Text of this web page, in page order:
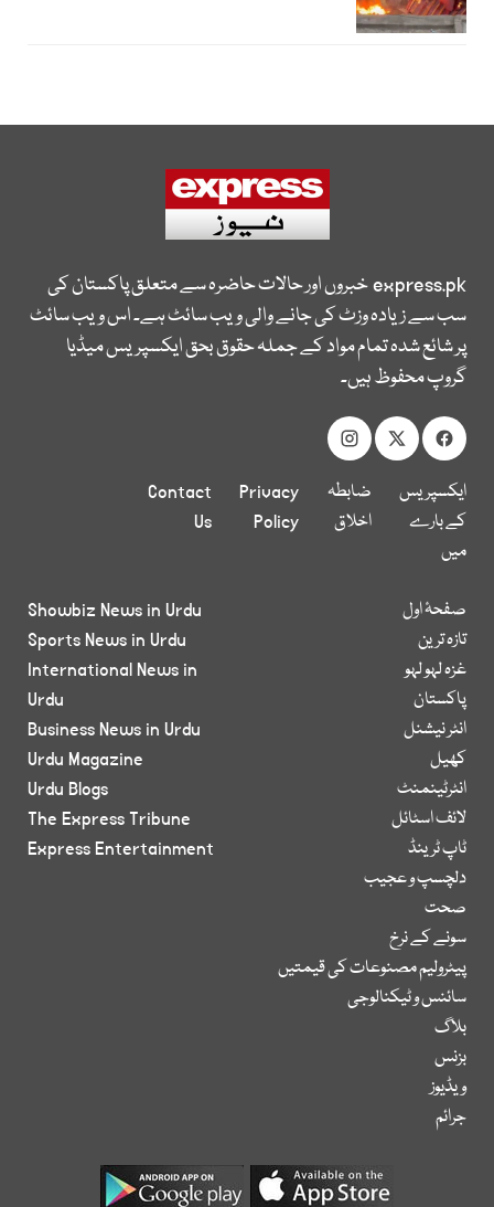
express.pkخبروں اور حالات حاضرہ سے متعلق پاکستان کی
سب سے زیادہ وزٹ کی جانے والی ویب سائٹ ہے۔ اس ویب سائٹ
پر شائع شدہ تمام مواد کے جملہ حقوق بحق ایکسپریس میڈیا
گروپ محفوظ ہیں۔
ایکسپریس
کے بارے
میں
ضابطہ
اخلاق
Privacy
Policy
Contact
Us
صفحۂ اول
تازہ ترین
غزہ لہو لہو
پاکستان
انٹر نیشنل
کھیل
انٹرٹینمنٹ
لائف اسٹائل
ٹاپ ٹرینڈ
دلچسپ و عجیب
صحت
سونے کے نرخ
پیٹرولیم مصنوعات کی قیمتیں
سائنس و ٹیکنالوجی
بلاگ
بزنس
ویڈیوز
جرائم
Showbiz News in Urdu
Sports News in Urdu
International News in
Urdu
Business News in Urdu
Urdu Magazine
Urdu Blogs
The Express Tribune
Express Entertainment